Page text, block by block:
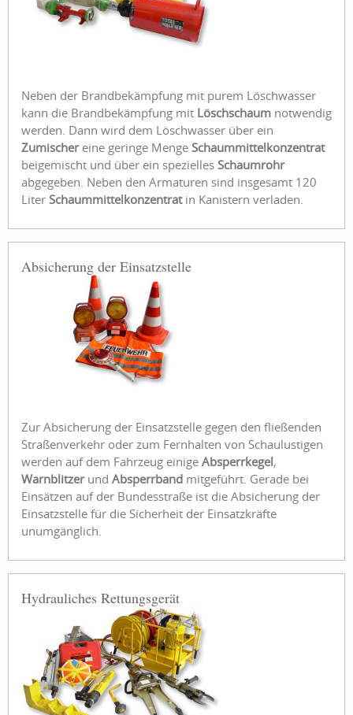
Neben der Brandbekämpfung mit purem Löschwasser
kann die Brandbekämpfung mit Löschschaum notwendig
werden. Dann wird dem Löschwasser über ein
Zumischereine geringe Menge Schaummittelkonzentrat
beigemischt und über ein spezielles Schaumrohr
abgegeben. Neben den Armaturen sind insgesamt 120
Liter Schaummittelkonzentratin Kanistern verladen.
Absicherung der Einsatzstelle
Zur Absicherung der Einsatzstelle gegen den fließenden
Straßenverkehr oder zum Fernhalten von Schaulustigen
werden auf dem Fahrzeug einige Absperrkegel,
Warnblitzerund Absperrband mitgeführt. Gerade bei
Einsätzen auf der Bundesstraße ist die Absicherung der
Einsatzstelle für die Sicherheit der Einsatzkräfte
unumgänglich.
Hydrauliches Rettungsgerät